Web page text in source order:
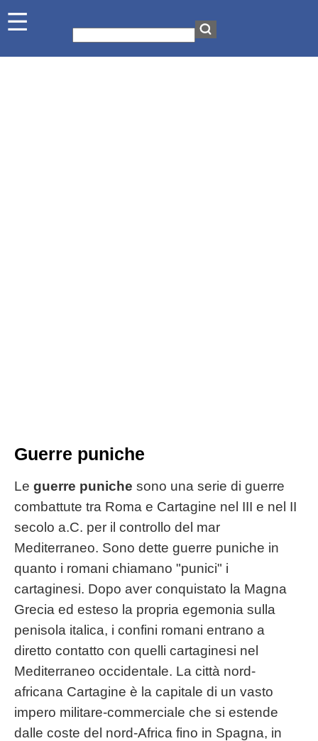
Guerre puniche
Le guerre puniche sono una serie di guerre
combattute tra Roma e Cartagine nel III e nel II
secolo a.C. per il controllo del mar
Mediterraneo. Sono dette guerre puniche in
quanto i romani chiamano "punici" i
cartaginesi. Dopo aver conquistato la Magna
Grecia ed esteso la propria egemonia sulla
penisola italica, i confini romani entrano a
diretto contatto con quelli cartaginesi nel
Mediterraneo occidentale. La città nord-
africana Cartagine è la capitale di un vasto
impero militare-commerciale che si estende
dalle coste del nord-Africa fino in Spagna, in